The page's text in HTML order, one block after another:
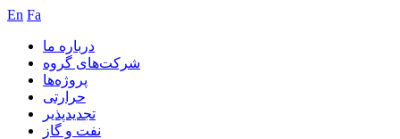
En Fa
درباره ما
شرکت‌های گروه
پروژه‌ها
حرارتی
تجدیدپذیر
نفت و گاز